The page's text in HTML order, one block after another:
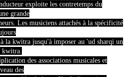
exploite les contretemps du
grande
Les musiciens attachés à la spécificité
la kwitra jusqu'à imposer au 'ud sharqi un
kwitra.
des associations musicales et
des